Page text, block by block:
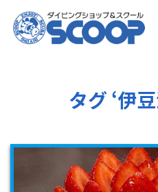
タグ ‘伊